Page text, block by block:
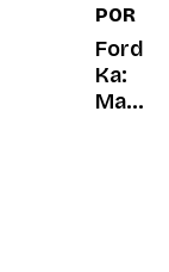
vozila
dedek
in
babica
Ford
Ka:
Mali